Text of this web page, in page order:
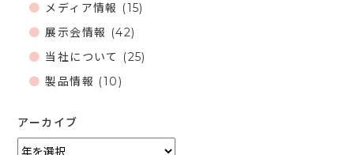
メディア情報 (15)
展示会情報 (42)
当社について
(25)
製品情報 (10)
アーカイブ